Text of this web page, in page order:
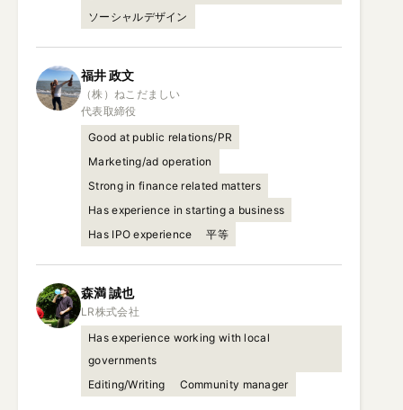
ソーシャルデザイン
福井政文
（株）ねこだましい
代表取締役
Good at public relations/PR
Marketing/ad operation
Strong in finance related matters
Has experience in starting a business
Has IPO experience
平等
森満誠也
Has experience working with local
governments
Editing/Writing
Community manager